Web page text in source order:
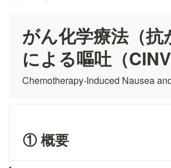
がん化学療法（抗
による嘔吐（CINV
Chemotherapy-Induced Nausea
① 概要